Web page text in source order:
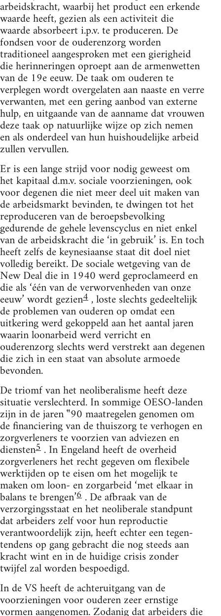
arbeidskracht, waarbij het product een erkende
waarde heeft, gezien als een activiteit die
waarde absorbeert i.p.v. te produceren. De
fondsen voor de ouderenzorg worden
traditioneel aangesproken met een gierigheid
die herinneringen oproept aan de armenwetten
van de 19e eeuw. De taak om ouderen te
verplegen wordt overgelaten aan naaste en verre
verwanten, met een gering aanbod van externe
hulp, en uitgaande van de aanname dat vrouwen
deze taak op natuurlijke wijze op zich nemen
en als onderdeel van hun huishoudelijke arbeid
zullen vervullen.
Er is een lange strijd voor nodig geweest om
het kapitaal d.m.v. sociale voorzieningen, ook
voor degenen die niet meer deel uit maken van
de arbeidsmarkt bevinden, te dwingen tot het
reproduceren van de beroepsbevolking
gedurende de gehele levenscyclus en niet enkel
van de arbeidskracht die ‘in gebruik’ is. En toch
heeft zelfs de keynesiaanse staat dit doel niet
volledig bereikt. De sociale wetgeving van de
New Deal die in 1940 werd geproclameerd en
die als ‘één van de verworvenheden van onze
eeuw’ wordt gezien4, loste slechts gedeeltelijk
de problemen van ouderen op omdat een
uitkering werd gekoppeld aan het aantal jaren
waarin loonarbeid werd verricht en
ouderenzorg slechts werd verstrekt aan degenen
die zich in een staat van absolute armoede
bevonden.
De triomf van het neoliberalisme heeft deze
situatie verslechterd. In sommige OESO-landen
zijn in de jaren ‟90 maatregelen genomen om
de financiering van de thuiszorg te verhogen en
zorgverleners te voorzien van adviezen en
diensten5 . In Engeland heeft de overheid
zorgverleners het recht gegeven om flexibele
werktijden op te eisen om het mogelijk te
maken om loon- en zorgarbeid ‘met elkaar in
balans te brengen’6 . De afbraak van de
verzorgingsstaat en het neoliberale standpunt
dat arbeiders zelf voor hun reproductie
verantwoordelijk zijn, heeft echter een tegen-
tendens op gang gebracht die nog steeds aan
kracht wint en in de huidige crisis zonder
twijfel zal worden bespoedigd.
In de VS heeft de achteruitgang van de
voorzieningen voor ouderen zeer ernstige